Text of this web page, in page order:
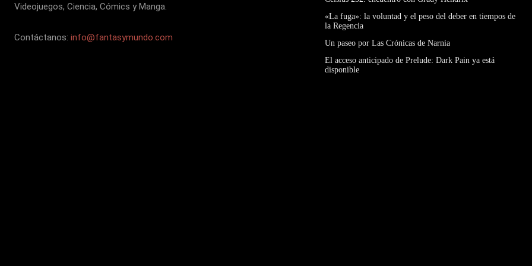
Videojuegos, Ciencia, Cómics y Manga.
Contáctanos: info@fantasymundo.com
«La fuga»: la voluntad y el peso del deber en tiempos de
la Regencia
Un paseo por Las Crónicas de Narnia
El acceso anticipado de Prelude: Dark Pain ya está
disponible